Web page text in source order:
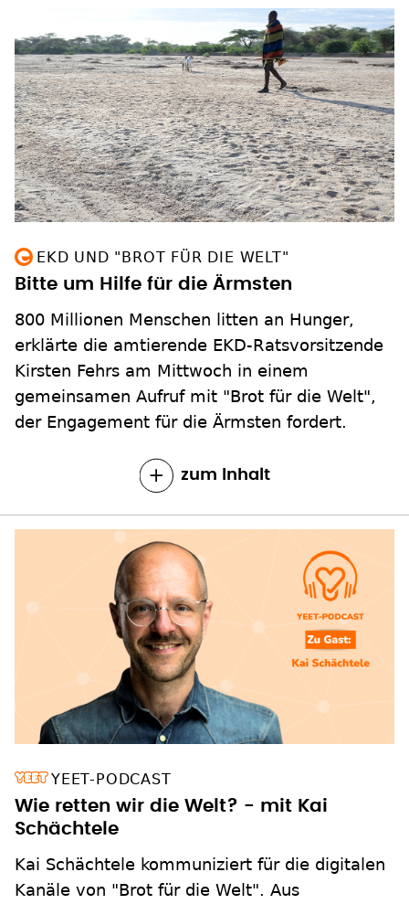
EKD UND "BROT FÜR DIE WELT"
Bitte um Hilfe für die Ärmsten
800 Millionen Menschen litten an Hunger,
erklärte die amtierende EKD-Ratsvorsitzende
Kirsten Fehrs am Mittwoch in einem
gemeinsamen Aufruf mit "Brot für die Welt",
der Engagement für die Ärmsten fordert.
zum Inhalt
YEET-PODCAST
Wie retten wir die Welt? - mit Kai
Schächtele
Kai Schächtele kommuniziert für die digitalen
Kanäle von "Brot für die Welt". Aus